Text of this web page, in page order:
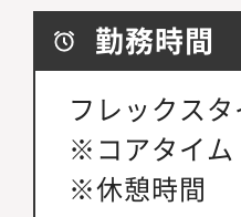
勤務時間
フレックス
※コアタイム
※休憩時間